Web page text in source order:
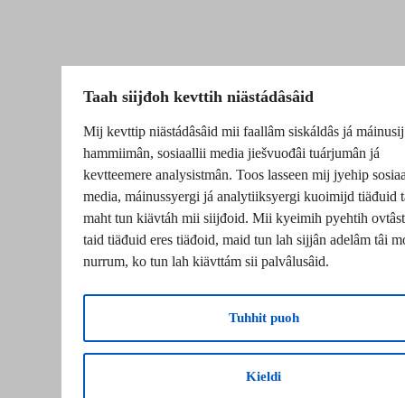
Taah siijđoh kevttih niästádâsâid
Mij kevttip niästádâsâid mii faallâm siskáldâs já máinusij
hammiimân, sosiaallii media jiešvuođâi tuárjumân já
kevtteemere analysistmân. Toos lasseen mij jyehip
media, máinussyergi já analytiiksyergi kuoimijd tiäđuid
maht tun kiävtáh mii siijđoid. Mii kyeimih pyehtih
taid tiäđuid eres tiäđoid, maid tun lah sijjân adelâm tâi
nurrum, ko tun lah kiävttám sii palvâlusâid.
Tuhhit puoh
Kieldi